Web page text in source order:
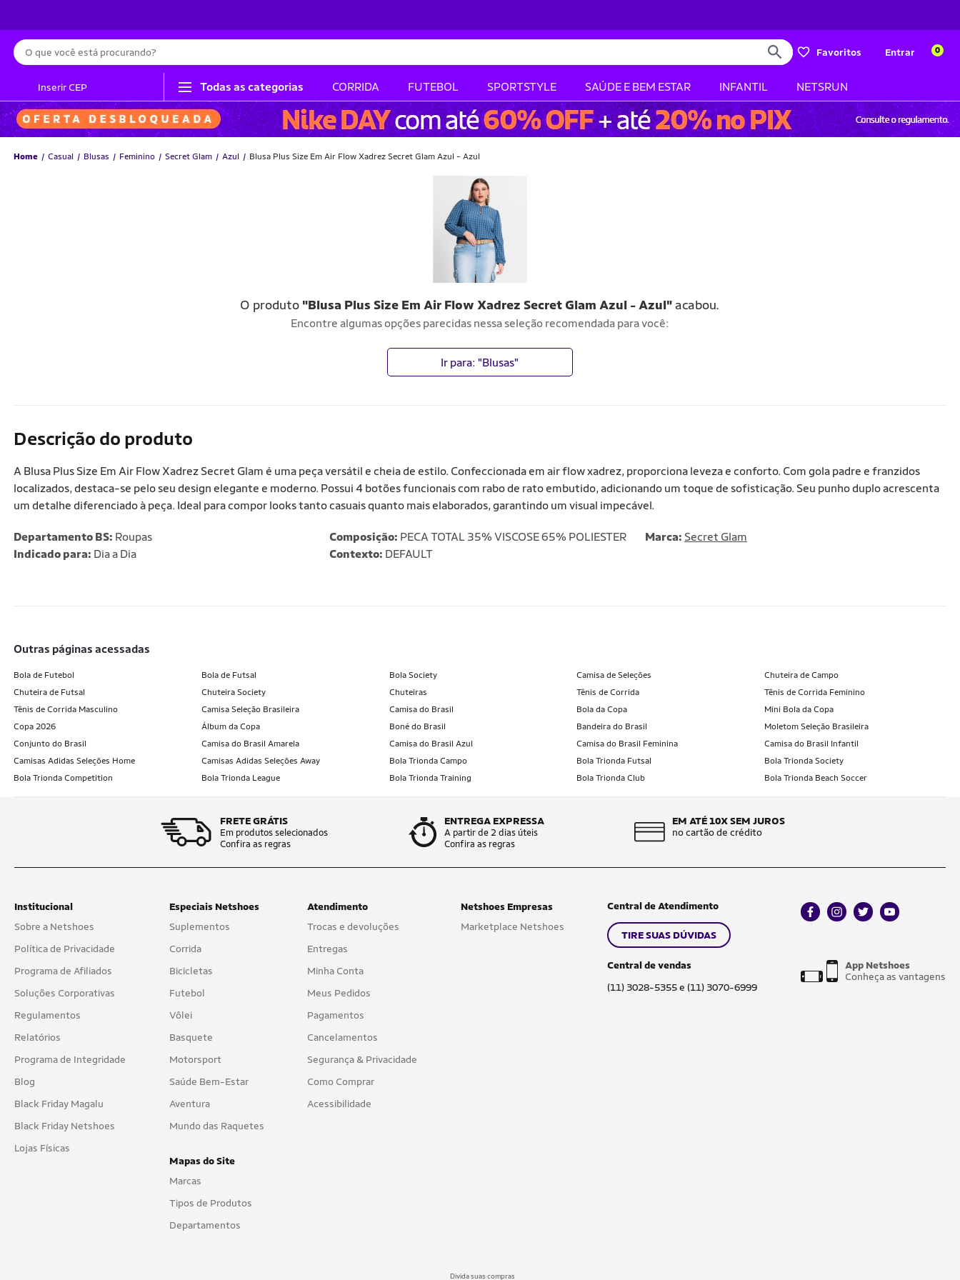
Busca
Favoritos Entrar 0
Inserir CEP Todas as categorias CORRIDA FUTEBOL SPORTSTYLE SAÚDE E BEM ESTAR INFANTIL NETSRUN
Home Casual Blusas Feminino Secret Glam Azul Blusa Plus Size Em Air Flow Xadrez Secret Glam Azul - Azul
O produto "Blusa Plus Size Em Air Flow Xadrez Secret Glam Azul - Azul"acabou.
Encontre algumas opções parecidas nessa seleção recomendada para você:
Ir para: "Blusas"
Descrição do produto
A Blusa Plus Size Em Air Flow Xadrez Secret Glam é uma peça versátil e cheia de estilo. Confeccionada em air flow xadrez, proporciona leveza e conforto. Com gola padre e franzidos
localizados, destaca-se pelo seu design elegante e moderno. Possui 4 botões funcionais com rabo de rato embutido, adicionando um toque de sofisticação. Seu punho duplo acrescenta
um detalhe diferenciado à peça. Ideal para compor looks tanto casuais quanto mais elaborados, garantindo um visual impecável.
Departamento BS: Roupas
Indicado para: Dia a Dia
Composição:
PECA TOTAL 35% VISCOSE 65% POLIESTER
Contexto: DEFAULT
Marca: Secret Glam
outras páginas acessadas
Bola de Futebol Bola de Futsal Bola Society Camisa de Seleções
Chuteira de Campo
Chuteira de Futsal
Chuteira Society Chuteiras Tênis de Corrida
Tênis de Corrida Feminino
Tênis de Corrida Masculino
Camisa Seleção Brasileira Camisa do Brasil Bola da Copa
Mini Bola da Copa
Copa 2026
Álbum da Copa Boné do Brasil Bandeira do Brasil
Moletom Seleção Brasileira
Conjunto do Brasil
Camisa do Brasil Amarela Camisa do Brasil Azul Camisa do Brasil Feminina
Camisa do Brasil Infantil
Camisas Adidas Seleções Home
Camisas Adidas Seleções Away Bola Trionda Campo Bola Trionda Futsal
Bola Trionda Society
Bola Trionda Competition
Bola Trionda League Bola Trionda Training Bola Trionda Club Bola Trionda Beach Soccer
FRETE GRÁTIS
Em produtos selecionados
Confira as regras
ENTREGA EXPRESSA
A partir de 2 dias úteis
Confira as regras
EM ATÉ 10X SEM JUROS
no cartão de crédito
Institucional
Sobre a Netshoes
Política de Privacidade
Programa de Afiliados
Soluções Corporativas
Regulamentos
Relatórios
Programa de Integridade
Blog
Black Friday Magalu
Black Friday Netshoes
Lojas Físicas
Especiais Netshoes
Suplementos
Corrida
Bicicletas
Futebol
Vôlei
Basquete
Motorsport
Saúde Bem-Estar
Aventura
Mundo das Raquetes
Mapas do Site
Marcas
Tipos de Produtos
Departamentos
Atendimento
Trocas e devoluções
Entregas
Minha Conta
Meus Pedidos
Pagamentos
Cancelamentos
Segurança & Privacidade
Como Comprar
Acessibilidade
Netshoes Empresas
Marketplace Netshoes
Central de Atendimento
TIRE SUAS DÚVIDAS
Central de vendas
(11) 3028-5355 e (11) 3070-6999
facebookinstagram
twitteryoutube
App Netshoes
Conheça as vantagens
Divida suas compras